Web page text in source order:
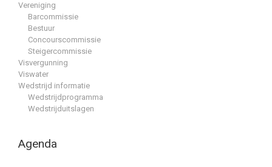
Vereniging
Barcommissie
Bestuur
Concourscommissie
Steigercommissie
Visvergunning
Viswater
Wedstrijd informatie
Wedstrijdprogramma
Wedstrijduitslagen
Agenda